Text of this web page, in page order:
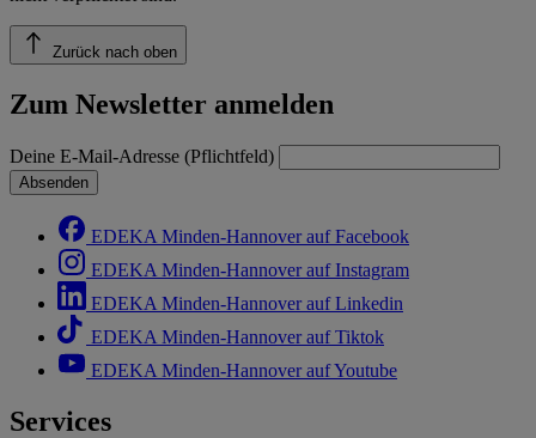
Zurück nach oben
Zum Newsletter anmelden
Deine E-Mail-Adresse (Pflichtfeld)
Absenden
EDEKA Minden-Hannover auf Facebook
EDEKA Minden-Hannover auf Instagram
EDEKA Minden-Hannover auf Linkedin
EDEKA Minden-Hannover auf Tiktok
EDEKA Minden-Hannover auf Youtube
Services